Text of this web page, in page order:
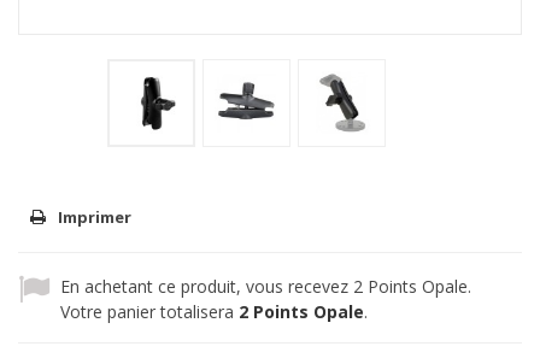
Imprimer
En achetant ce produit, vous recevez 2 Points Opale.
Votre panier totalisera 2 Points Opale.